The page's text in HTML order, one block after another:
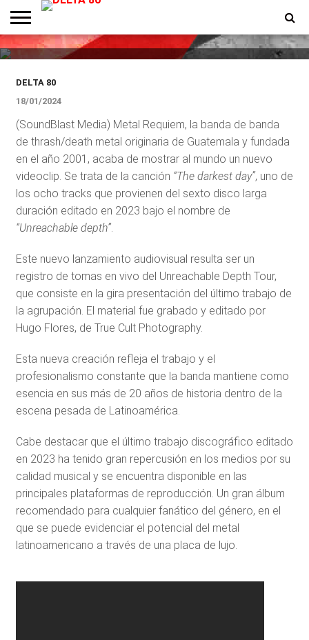
ENTREVISTAS
PREMIOS
PRODUCCIONES
PROGRAMACION
CONTACTO
HOMEPAGE
Requiem presenta el videoclip
de «The Darkest Day»
DELTA 80
18/01/2024
(SoundBlast Media) Metal Requiem, la banda de banda
de thrash/death metal originaria de Guatemala y fundada
en el año 2001, acaba de mostrar al mundo un nuevo
videoclip. Se trata de la canción “The darkest day”, uno de
los ocho tracks que provienen del sexto disco larga
duración editado en 2023 bajo el nombre de
“Unreachable depth”.
Este nuevo lanzamiento audiovisual resulta ser un
registro de tomas en vivo del Unreachable Depth Tour,
que consiste en la gira presentación del último trabajo de
la agrupación. El material fue grabado y editado por
Hugo Flores, de True Cult Photography.
Esta nueva creación refleja el trabajo y el
profesionalismo constante que la banda mantiene como
esencia en sus más de 20 años de historia dentro de la
escena pesada de Latinoamérica.
Cabe destacar que el último trabajo discográfico editado
en 2023 ha tenido gran repercusión en los medios por su
calidad musical y se encuentra disponible en las
principales plataformas de reproducción. Un gran álbum
recomendado para cualquier fanático del género, en el
que se puede evidenciar el potencial del metal
latinoamericano a través de una placa de lujo.